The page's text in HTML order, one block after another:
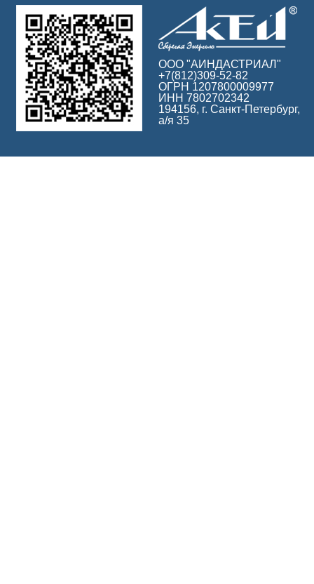
ООО "АИНДАСТРИАЛ"
+7(812)309-52-82
ОГРН 1207800009977
ИНН 7802702342
194156, г. Санкт-Петербург,
а/я 35